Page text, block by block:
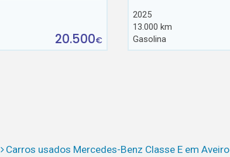
20.500€
2025
13.000 km
Gasolina
Carros usados Mercedes-Benz Classe E em Aveiro